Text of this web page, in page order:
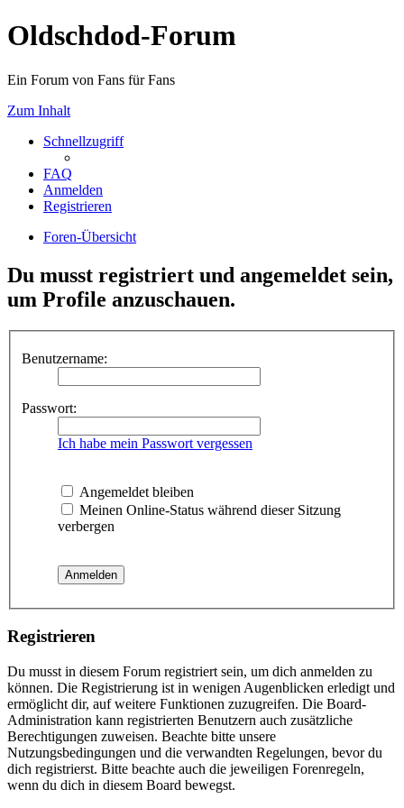
Oldschdod-Forum
Ein Forum von Fans für Fans
Zum Inhalt
Schnellzugriff
FAQ
Anmelden
Registrieren
Foren-Übersicht
Du musst registriert und angemeldet sein,
um Profile anzuschauen.
Benutzername:
Passwort:
Ich habe mein Passwort vergessen
Angemeldet bleiben
Meinen Online-Status während dieser Sitzung
verbergen
Registrieren
Du musst in diesem Forum registriert sein, um dich anmelden zu
können. Die Registrierung ist in wenigen Augenblicken erledigt und
ermöglicht dir, auf weitere Funktionen zuzugreifen. Die Board-
Administration kann registrierten Benutzern auch zusätzliche
Berechtigungen zuweisen. Beachte bitte unsere
Nutzungsbedingungen und die verwandten Regelungen, bevor du
dich registrierst. Bitte beachte auch die jeweiligen Forenregeln,
wenn du dich in diesem Board bewegst.